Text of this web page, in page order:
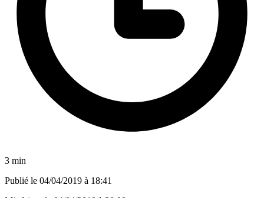
3 min
Publié le 04/04/2019 à 18:41